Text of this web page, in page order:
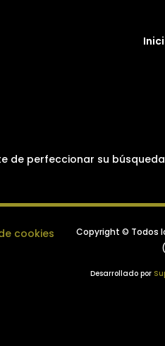
de perfeccionar su
cookies Copyright © Todos
Desarrollado por